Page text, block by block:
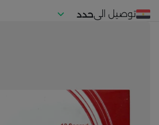
توصيل الىحدد